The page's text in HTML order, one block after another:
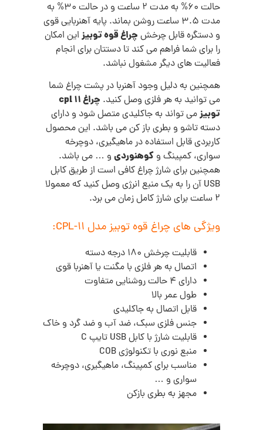
حالت 60% به مدت 2 ساعت و در حالت 30% به
مدت 3.5 ساعت روشن بماند. پایه آهنربایی قوی
و دستگره قابل چرخش چراغ قوه توبیزاین امکان
را برای شما فراهم می کند تا دستتان برای انجام
فعالیت های دیگر مشغول نباشد.
همچنین به دلیل وجود آهنربا در پشت چراغ شما
می توانید به هر فلزی وصل کنید.
چراغ cpl 11
توبیزمی تواند به جاکلیدی متصل شود و دارای
دسته تاشو و بطری باز کن می باشد. این محصول
کاربردی قابل استفاده در ماهیگیری، دوچرخه
سواری، کمپینگ و کوهنوردیو … می باشد.
همچنین برای شارژ چراغ کافی است از طریق کابل
USB آن را به یک منبع انرژی وصل کنید که معمولا
2 ساعت برای شارژ کامل زمان می برد.
ویژگی های چراغ قوه توبیز مدل CPL-11:
قابلیت چرخش 180 درجه دسته
اتصال به هر فلزی با مگنت یا آهنربا قوی
دارای 4 حالت روشنایی متفاوت
طول عمر بالا
قابل اتصال به جاکلیدی
جنس فلزی سبک، ضد آب و ضد گرد و خاک
قابلیت شارژ با کابل USB تایپ C
منبع نوری با تکنولوژی COB
مناسب برای کمپینگ، ماهیگیری، دوچرخه
سواری و …
مجهز به بطری بازکن